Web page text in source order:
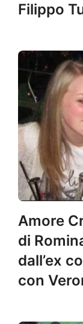
Filippo
Amore
di
dall’ex
con